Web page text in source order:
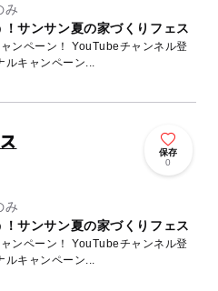
み
サンサン夏の家づくりフェス
チャンネル登
ルキャンペーン...
保存
0
み
サンサン夏の家づくりフェス
チャンネル登
ルキャンペーン...